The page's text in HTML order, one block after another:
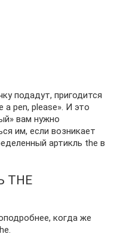
подадут, пригодится
a pen, please». И это
вам нужно
им, если возникает
артикль the в
THE
когда же